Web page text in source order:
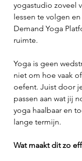
yogastudio zoveel
lessen te volgen
Demand Yoga
ruimte.
Yoga is geen
niet om hoe vaak
oefent. Juist door
passen aan wat jij
yoga haalbaar en
lange termijn.
Wat maakt dit zo